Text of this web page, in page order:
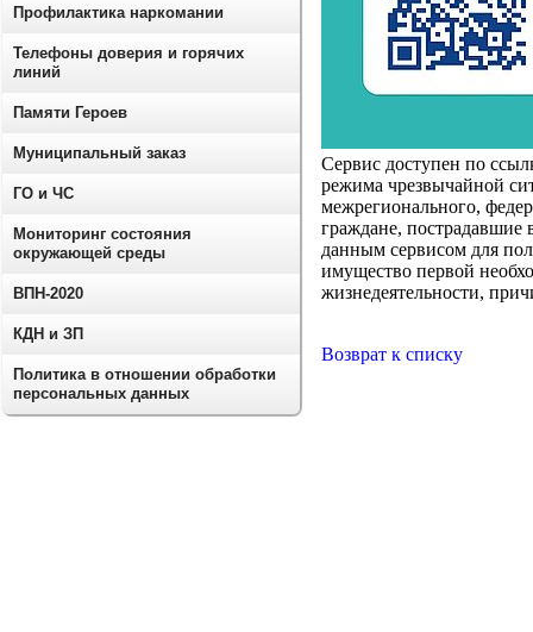
Сервис доступен по
режима чрезвычайной
межрегионального,
граждане, пострадавшие
данным сервисом для
имущество первой
жизнедеятельности,
Возврат к списку
Профилактика наркомании
Телефоны доверия и горячих
линий
Памяти Героев
Муниципальный заказ
ГО и ЧС
Мониторинг состояния
окружающей среды
ВПН-2020
КДН и ЗП
Политика в отношении обработки
персональных данных